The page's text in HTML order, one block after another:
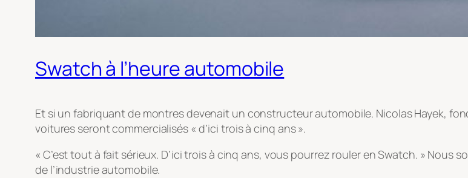
Swatch à l’heure automobile
Et si un fabriquant de montres devenait un constructeur automobile. Nicolas Hayek,
voitures seront commercialisés « d’ici trois à cinq ans ».
« C’est tout à fait sérieux. D’ici trois à cinq ans, vous pourrez rouler en Swatch. » Nous
de l’industrie automobile.